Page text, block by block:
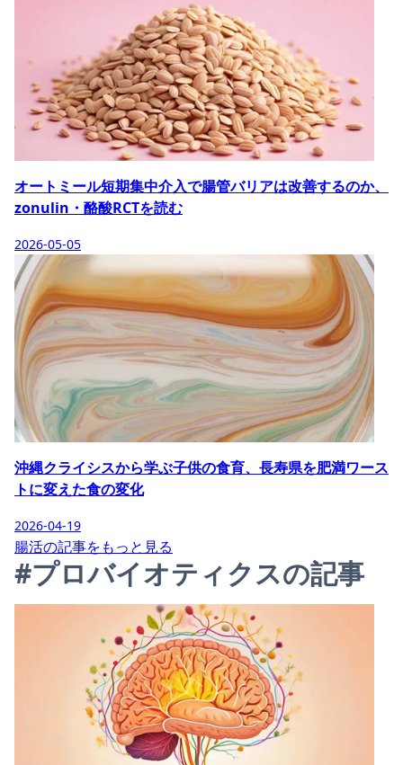
オートミール短期集中介入で腸管バリアは改善するのか、
zonulin・酪酸RCTを読む
2026-05-05
沖縄クライシスから学ぶ子供の食育、長寿県を肥満ワース
トに変えた食の変化
2026-04-19
腸活の記事をもっと見る
#プロバイオティクスの記事